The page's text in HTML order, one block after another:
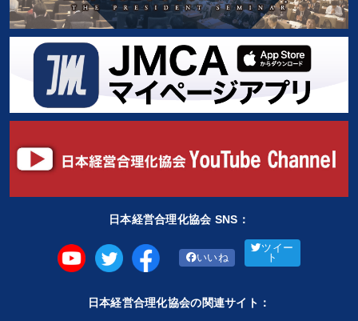
日本経営合理化協会 SNS：
いいね
ツイー
ト
日本経営合理化協会の関連サイト：